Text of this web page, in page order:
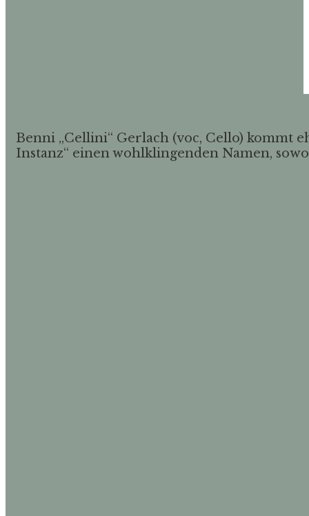
Benni „Cellini“ Gerlach (voc, Cello) kommt
Instanz“ einen wohlklingenden Namen,